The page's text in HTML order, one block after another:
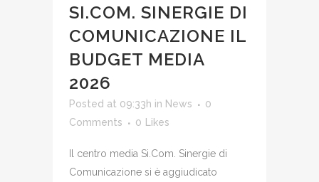
SI.COM. SINERGIE DI
COMUNICAZIONE IL
BUDGET MEDIA
2026
Posted at 09:33h in News
0
Comments
0 Likes
Il centro media Si.Com. Sinergie di
Comunicazione si è aggiudicato